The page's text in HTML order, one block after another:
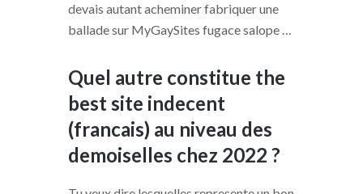
devais autant acheminer fabriquer une
ballade sur MyGaySites fugace salope …
Quel autre constitue the
best site indecent
(francais) au niveau des
demoiselles chez 2022 ?